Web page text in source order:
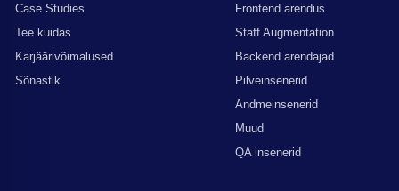
Case Studies
Tee kuidas
Karjäärivõimalused
Sõnastik
Frontend arendus
Staff Augmentation
Backend arendajad
Pilveinsenerid
Andmeinsenerid
Muud
QA insenerid